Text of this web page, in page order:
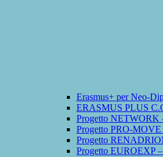
Erasmus+ per Neo-
ERASMUS PLUS
Progetto NETWORK
Progetto PRO-
Progetto
Progetto EUROEXP